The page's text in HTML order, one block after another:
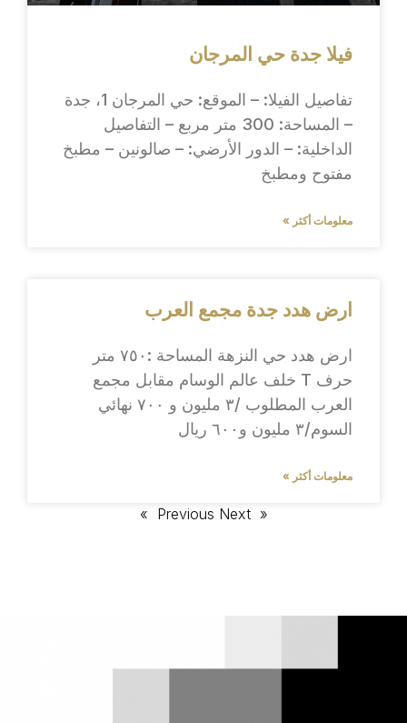
فيلا جدة حي المرجان
تفاصيل الفيلا: – الموقع: حي المرجان 1، جدة
– المساحة: 300 متر مربع – التفاصيل
الداخلية: – الدور الأرضي: – صالونين – مطبخ
مفتوح ومطبخ
معلومات أكثر »
ارض هدد جدة مجمع العرب
ارض هدد حي النزهة المساحة :٧٥٠ متر
حرف T خلف عالم الوسام مقابل مجمع
العرب المطلوب /٣ مليون و ٧٠٠ نهائي
السوم/٣ مليون و٦٠٠ ريال
معلومات أكثر »
« Previous
Next »